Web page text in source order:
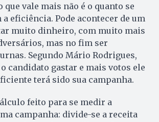
que vale mais não é o quanto se
a eficiência. Pode acontecer de um
muito dinheiro, com muito mais
mas no fim ser
Segundo Mário Rodrigues,
candidato gastar e mais votos ele
terá sido sua campanha.
feito para se medir a
campanha: divide-se a receita